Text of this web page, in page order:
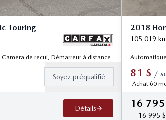
Touring
de recul, Démarreur à distance
Soyez préqualifié
Détails
2018
105 019 km
81 $ /
Achat 60
16 795
16 995$